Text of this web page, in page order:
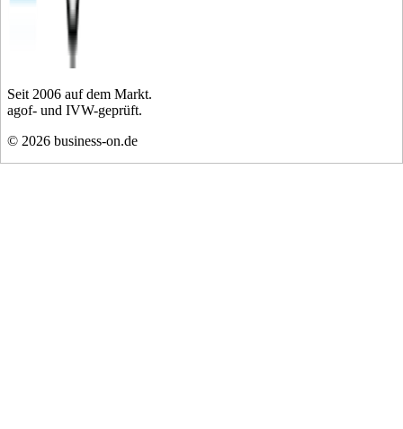
Seit 2006 auf dem Markt.
agof- und IVW-geprüft.
© 2026 business-on.de